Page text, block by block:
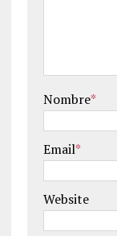
Nombre*
Email*
Website